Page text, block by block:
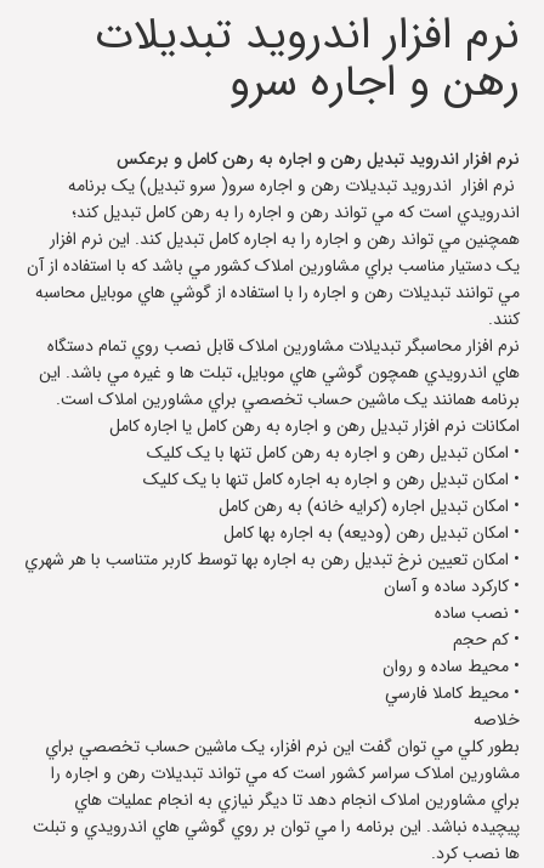
نرم افزار اندرويد تبديلات
رهن و اجاره سرو
نرم افزار اندرويد تبديل رهن و اجاره به رهن کامل و برعکس
نرم افزار اندرويد تبديلات رهن و اجاره سرو( سرو تبديل) يک برنامه
اندرويدي است که مي تواند رهن و اجاره را به رهن کامل تبديل کند؛
همچنين مي تواند رهن و اجاره را به اجاره کامل تبديل کند. اين نرم افزار
يک دستيار مناسب براي مشاورين املاک کشور مي باشد که با استفاده از آن
مي توانند تبديلات رهن و اجاره را با استفاده از گوشي هاي موبايل محاسبه
کنند.
نرم افزار محاسبگر تبديلات مشاورين املاک قابل نصب روي تمام دستگاه
هاي اندرويدي همچون گوشي هاي موبايل، تبلت ها و غيره مي باشد. اين
برنامه همانند يک ماشين حساب تخصصي براي مشاورين املاک است.
امکانات نرم افزار تبديل رهن و اجاره به رهن کامل يا اجاره کامل
• امکان تبديل رهن و اجاره به رهن کامل تنها با يک کليک
• امکان تبديل رهن و اجاره به اجاره کامل تنها با يک کليک
• امکان تبديل اجاره (کرايه خانه) به رهن کامل
• امکان تبديل رهن (وديعه) به اجاره بها کامل
• امکان تعيين نرخ تبديل رهن به اجاره بها توسط کاربر متناسب با هر شهري
• کارکرد ساده و آسان
• نصب ساده
• کم حجم
• محيط ساده و روان
• محيط کاملا فارسي
خلاصه
بطور کلي مي توان گفت اين نرم افزار، يک ماشين حساب تخصصي براي
مشاورين املاک سراسر کشور است که مي تواند تبديلات رهن و اجاره را
براي مشاورين املاک انجام دهد تا ديگر نيازي به انجام عمليات هاي
پيچيده نباشد. اين برنامه را مي توان بر روي گوشي هاي اندرويدي و تبلت
ها نصب کرد.